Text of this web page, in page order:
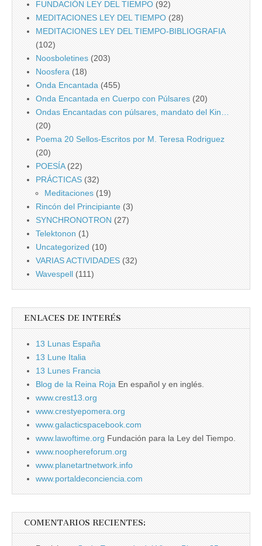
FUNDACIÓN LEY DEL TIEMPO (92)
MEDITACIONES LEY DEL TIEMPO (28)
MEDITACIONES LEY DEL TIEMPO-BIBLIOGRAFIA
(102)
Noosboletines (203)
Noosfera (18)
Onda Encantada (455)
Onda Encantada en Cuerpo con Púlsares (20)
Ondas Encantadas con púlsares, mandato del Kin…
(20)
Poema 20 Sellos-Escritos por M. Teresa Rodriguez
(20)
POESÍA(22)
PRÁCTICAS (32)
Meditaciones (19)
Rincón del Principiante (3)
SYNCHRONOTRON (27)
Telektonon (1)
Uncategorized (10)
VARIAS ACTIVIDADES (32)
Wavespell (111)
ENLACES DE INTERÉS
13 Lunas España
13 Lune Italia
13 Lunes Francia
Blog de la Reina Roja En español y en inglés.
www.crest13.org
www.crestyepomera.org
www.galacticspacebook.com
www.lawoftime.org Fundación para la Ley del Tiempo.
www.noophereforum.org
www.planetartnetwork.info
www.portaldeconciencia.com
COMENTARIOS RECIENTES: